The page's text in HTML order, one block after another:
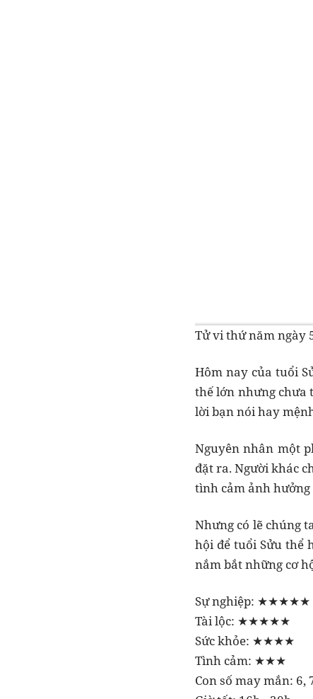
Tử vi thứ năm ngày
Hôm nay của tuổi
thế lớn nhưng chưa
lời bạn nói hay
Nguyên nhân một
đặt ra. Người khác
tình cảm ảnh hưởng
Nhưng có lẽ chúng
hội để tuổi Sửu thể
nắm bắt những cơ
Sự nghiệp: ★★★★★
Tài lộc: ★★★★★
Sức khỏe: ★★★★
Tình cảm: ★★★
Con số may mắn: 6,